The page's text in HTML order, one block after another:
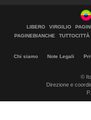
LIBERO VIRGILIO
PAGINEBIANCHE
TUTTOCITTÀ
Chi siamo Note Legali
©
Direzione e